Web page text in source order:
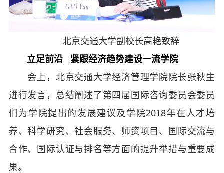
北京交通大学副校长高艳致辞
立足前沿 紧跟经济趋势建设一流学院
会上，北京交通大学经济管理学院院长张秋生
进行发言，总结阐述了第四届国际咨询委员会委员
们为学院提出的发展建议及学院2018年在人才培
养、科学研究、社会服务、师资项目、国际交流与
合作、国际认证与排名等方面的提升举措与重要成
果。